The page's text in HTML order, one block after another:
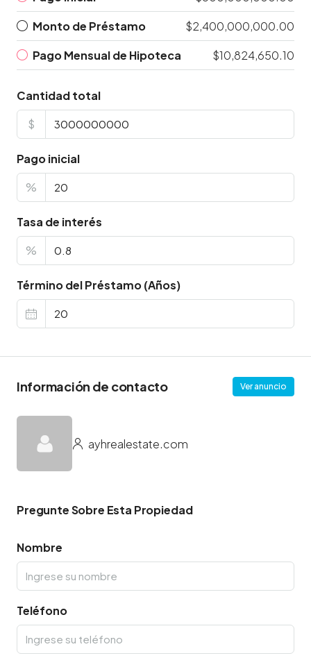
Monto de Préstamo
$2,400,000,000.00
Pago Mensual de Hipoteca
$10,824,650.10
Cantidad total
$
Pago inicial
%
Tasa de interés
%
Término del Préstamo (Años)
Información de contacto Ver anuncio
ayhrealestate.com
Pregunte Sobre Esta Propiedad
Nombre
Teléfono